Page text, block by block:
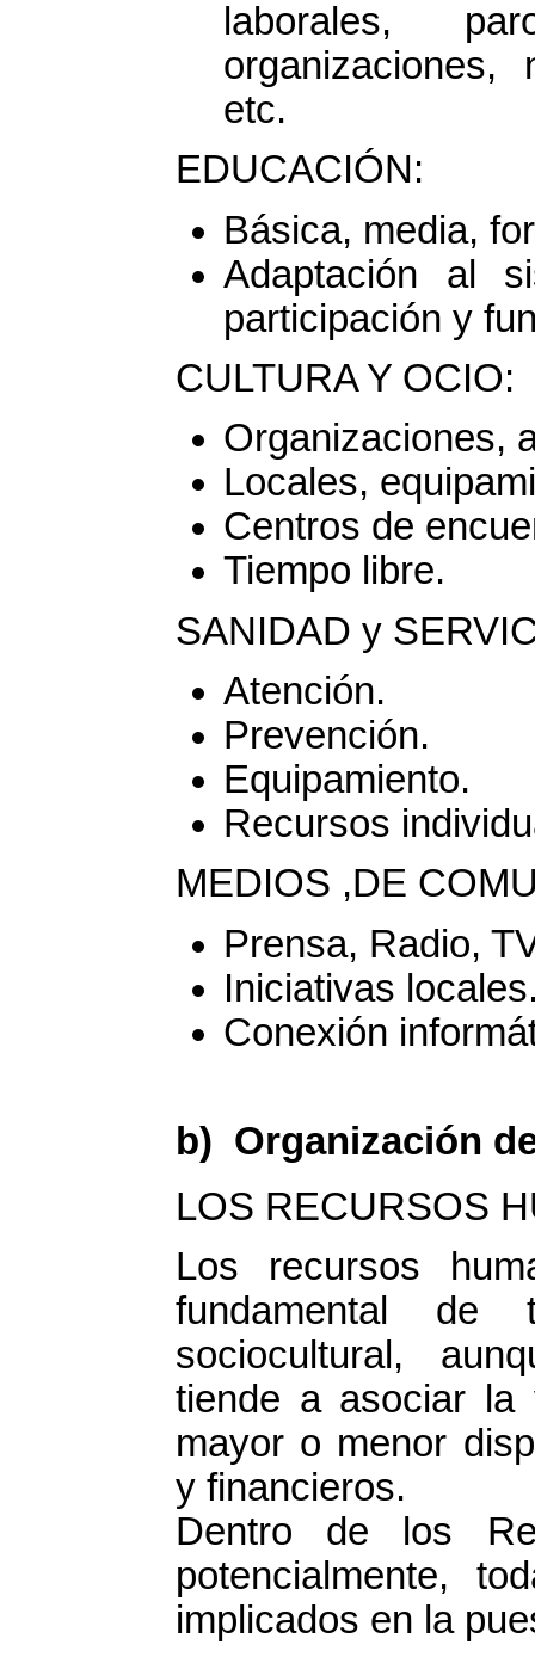
laborales,
organizaciones,
etc.
EDUCACIÓN:
Básica, media,
Adaptación al
participación y
CULTURA Y OCIO:
Organizaciones,
Locales,
Centros de
Tiempo libre.
SANIDAD y
Atención.
Prevención.
Equipamiento.
Recursos
MEDIOS ,DE
Prensa, Radio,
Iniciativas
Conexión
b) Organización
LOS RECURSOS
Los recursos
fundamental de
sociocultural,
tiende a asociar la
mayor o menor
y financieros.
Dentro de los
potencialmente,
implicados en la